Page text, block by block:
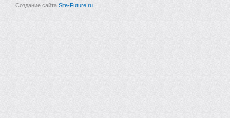
Создание сайта Site-Future.ru